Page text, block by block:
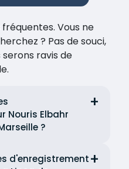
Vous ne
? Pas de souci,
ravis de
Nouris Elbahr
?
d'enregistrement